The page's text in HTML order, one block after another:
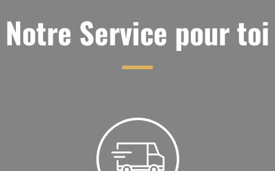
Notre Service pour toi